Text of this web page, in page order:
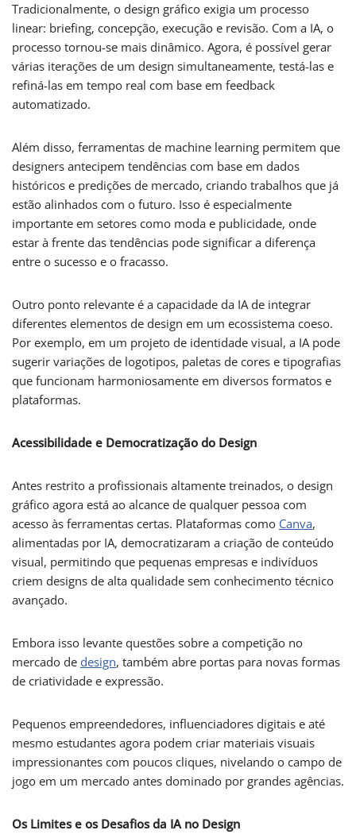
Tradicionalmente, o design gráfico exigia um processo
linear: briefing, concepção, execução e revisão. Com a IA, o
processo tornou-se mais dinâmico. Agora, é possível gerar
várias iterações de um design simultaneamente, testá-las e
refiná-las em tempo real com base em feedback
automatizado.
Além disso, ferramentas de machine learning permitem que
designers antecipem tendências com base em dados
históricos e predições de mercado, criando trabalhos que já
estão alinhados com o futuro. Isso é especialmente
importante em setores como moda e publicidade, onde
estar à frente das tendências pode significar a diferença
entre o sucesso e o fracasso.
Outro ponto relevante é a capacidade da IA de integrar
diferentes elementos de design em um ecossistema coeso.
Por exemplo, em um projeto de identidade visual, a IA pode
sugerir variações de logotipos, paletas de cores e tipografias
que funcionam harmoniosamente em diversos formatos e
plataformas.
Acessibilidade e Democratização do Design
Antes restrito a profissionais altamente treinados, o design
gráfico agora está ao alcance de qualquer pessoa com
acesso às ferramentas certas. Plataformas como Canva,
alimentadas por IA, democratizaram a criação de conteúdo
visual, permitindo que pequenas empresas e indivíduos
criem designs de alta qualidade sem conhecimento técnico
avançado.
Embora isso levante questões sobre a competição no
mercado de design, também abre portas para novas formas
de criatividade e expressão.
Pequenos empreendedores, influenciadores digitais e até
mesmo estudantes agora podem criar materiais visuais
impressionantes com poucos cliques, nivelando o campo de
jogo em um mercado antes dominado por grandes agências.
Os Limites e os Desafios da IA no Design